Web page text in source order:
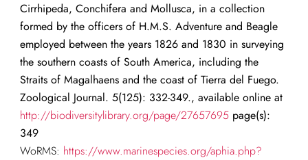
Cirrhipeda, Conchifera and Mollusca, in a collection
formed by the officers of H.M.S. Adventure and Beagle
employed between the years 1826 and 1830 in surveying
the southern coasts of South America, including the
Straits of Magalhaens and the coast of Tierra del Fuego.
Zoological Journal. 5(125): 332-349., available online at
http://biodiversitylibrary.org/page/27657695page(s):
349
WoRMS: https://www.marinespecies.org/aphia.php?